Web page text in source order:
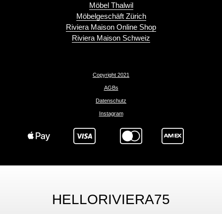
Möbel Thalwil
Möbelgeschäft Zürich
Riviera Maison Online Shop
Riviera Maison Schweiz
Copyright 2021
AGBs
Datenschutz
Instagram
HELLORIVIERA75